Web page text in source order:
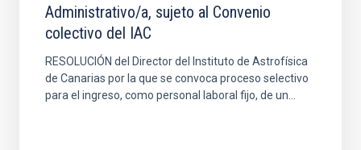
Administrativo/a, sujeto al Convenio
colectivo del IAC
RESOLUCIÓN del Director del Instituto de Astrofísica
de Canarias por la que se convoca proceso selectivo
para el ingreso, como personal laboral fijo, de un...